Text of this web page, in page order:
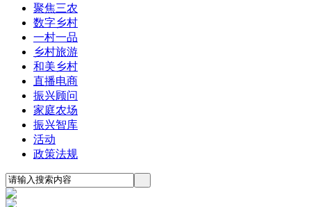
聚焦三农
数字乡村
一村一品
乡村旅游
和美乡村
直播电商
振兴顾问
家庭农场
振兴智库
活动
政策法规